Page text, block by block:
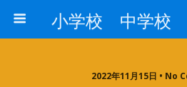
2022年11月15日 • No